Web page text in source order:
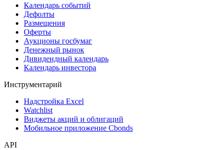
Календарь событий
Дефолты
Размещения
Оферты
Аукционы госбумаг
Денежный рынок
Дивидендный календарь
Календарь инвестора
Инструментарий
Надстройка Excel
Watchlist
Виджеты акций и облигаций
Мобильное приложение Cbonds
API